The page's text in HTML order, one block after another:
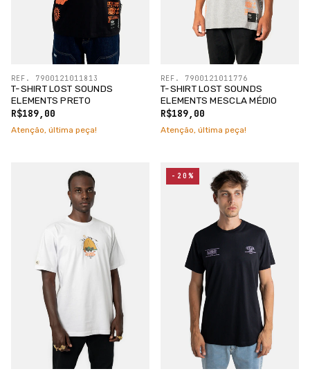
T-SHIRT LOST SOUNDS
ELEMENTS PRETO
R$189,00
REF. 7900121011813
Atenção, última peça!
T-SHIRT LOST SOUNDS
ELEMENTS MESCLA MÉDIO
R$189,00
REF. 7900121011776
Atenção, última peça!
-20%